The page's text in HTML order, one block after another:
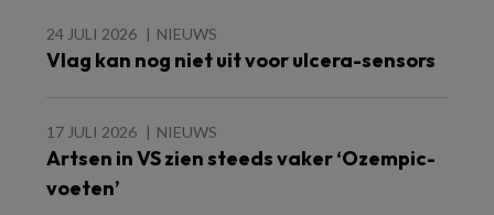
24 JULI 2026 NIEUWS
Vlag kan nog niet uit voor ulcera-sensors
17 JULI 2026 NIEUWS
Artsen in VS zien steeds vaker ‘Ozempic-
voeten’